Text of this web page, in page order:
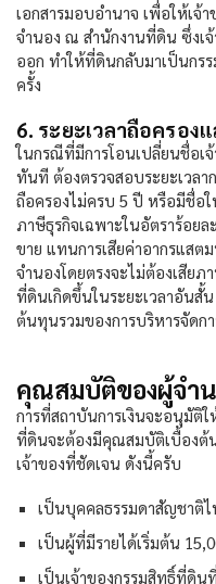
เอกสารมอบอำนาจ เพื่อให้เ
จำนอง ณ สำนักงานที่ดิน ซึ่งเ
ออก ทำให้ที่ดินกลับมาเป็นกร
ครั้ง
6. ระยะเวลาถือครอง
ในกรณีที่มีการโอนเปลี่ยนชื่อเ
ทันที ต้องตรวจสอบระยะเวลา
ถือครองไม่ครบ 5 ปี หรือมีชื่อ
ภาษีธุรกิจเฉพาะในอัตราร้อย
ขาย แทนการเสียค่าอากรแสต
จำนองโดยตรงจะไม่ต้องเสีย
ที่ดินเกิดขึ้นในระยะเวลาอันสั้
ต้นทุนรวมของการบริหารจัด
คุณสมบัติของผู้จำ
การที่สถาบันการเงินจะอนุมัติ
ที่ดินจะต้องมีคุณสมบัติเบื้องต้
เจ้าของที่ชัดเจน ดังนี้ครับ
เป็นบุคคลธรรมดาสัญชาติ
เป็นผู้ที่มีรายได้เริ่มต้น
เป็นเจ้าของกรรมสิทธิ์ที่ดิ